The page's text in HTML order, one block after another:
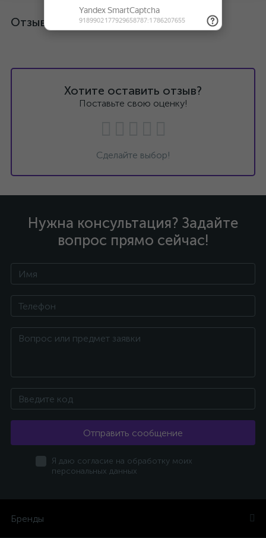
Отзывы
Хотите оставить отзыв?
Поставьте свою оценку!
Сделайте выбор!
Нужна консультация? Задайте
вопрос прямо сейчас!
Отправить сообщение
Я даю согласие на обработку моих
персональных данных
Бренды